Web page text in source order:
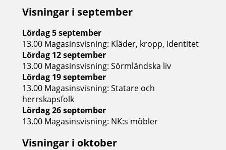
Visningar i september
Lördag 5 september
13.00 Magasinsvisning: Kläder, kropp, identitet
Lördag 12 september
13.00 Magasinsvisning: Sörmländska liv
Lördag 19 september
13.00 Magasinsvisning: Statare och
herrskapsfolk
Lördag 26 september
13.00 Magasinsvisning: NK:s möbler
Visningar i oktober